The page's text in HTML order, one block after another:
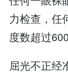
力检查，任
度数超过
屈光不正经